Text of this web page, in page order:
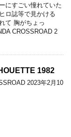
にすごい憧れていた
ロ誌等で見かける
て 胸がちょっ
CROSSROAD 2
1982
2023年2月10